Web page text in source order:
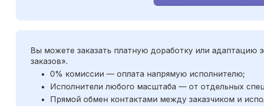
Вы можете заказать платную доработку или
заказов».
0% комиссии — оплата напрямую исполнителю;
Исполнители любого масштаба — от отдельных
Прямой обмен контактами между заказчиком и